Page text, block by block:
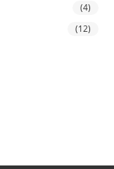
(4)
(12)